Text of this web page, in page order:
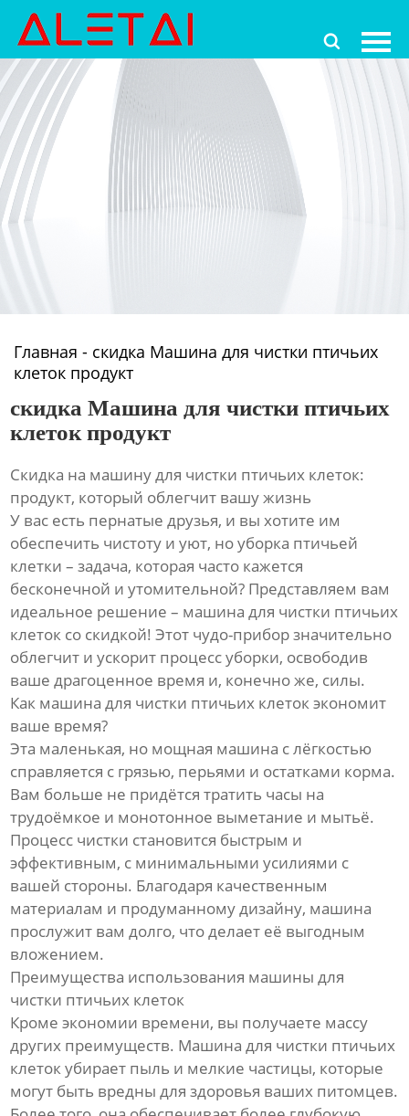

Главная
Продукция
Новости
О Hас
Контакты
Главная - скидка Машина для чистки птичьих
клеток продукт
скидка Машина для чистки птичьих
клеток продукт
Скидка на машину для чистки птичьих клеток:
продукт, который облегчит вашу жизнь
У вас есть пернатые друзья, и вы хотите им
обеспечить чистоту и уют, но уборка птичьей
клетки – задача, которая часто кажется
бесконечной и утомительной? Представляем вам
идеальное решение – машина для чистки птичьих
клеток со скидкой! Этот чудо-прибор значительно
облегчит и ускорит процесс уборки, освободив
ваше драгоценное время и, конечно же, силы.
Как машина для чистки птичьих клеток экономит
ваше время?
Эта маленькая, но мощная машина с лёгкостью
справляется с грязью, перьями и остатками корма.
Вам больше не придётся тратить часы на
трудоёмкое и монотонное выметание и мытьё.
Процесс чистки становится быстрым и
эффективным, с минимальными усилиями с
вашей стороны. Благодаря качественным
материалам и продуманному дизайну, машина
прослужит вам долго, что делает её выгодным
вложением.
Преимущества использования машины для
чистки птичьих клеток
Кроме экономии времени, вы получаете массу
других преимуществ. Машина для чистки птичьих
клеток убирает пыль и мелкие частицы, которые
могут быть вредны для здоровья ваших питомцев.